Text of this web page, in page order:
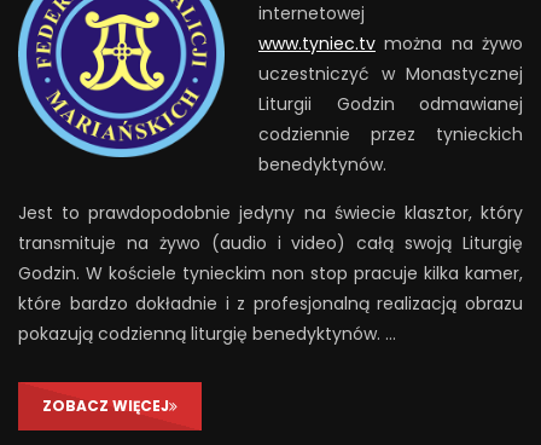
internetowej
www.tyniec.tv można na żywo
uczestniczyć w Monastycznej
Liturgii Godzin odmawianej
codziennie przez tynieckich
benedyktynów.
Jest to prawdopodobnie jedyny na świecie klasztor, który
transmituje na żywo (audio i video) całą swoją Liturgię
Godzin. W kościele tynieckim non stop pracuje kilka kamer,
które bardzo dokładnie i z profesjonalną realizacją obrazu
pokazują codzienną liturgię benedyktynów. …
ZOBACZ WIĘCEJ